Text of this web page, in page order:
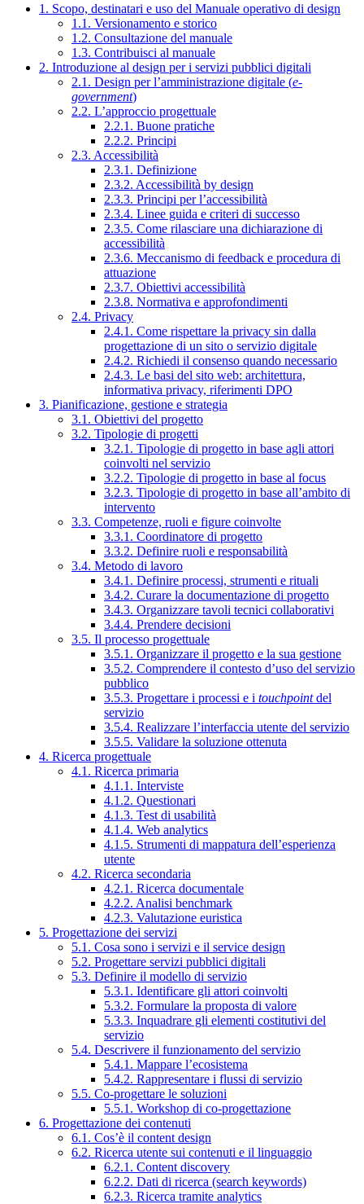
1. Scopo, destinatari e uso del Manuale operativo di design
1.1. Versionamento e storico
1.2. Consultazione del manuale
1.3. Contribuisci al manuale
2. Introduzione al design per i servizi pubblici digitali
2.1. Design per l’amministrazione digitale (e-
government)
2.2. L’approccio progettuale
2.2.1. Buone pratiche
2.2.2. Principi
2.3. Accessibilità
2.3.1. Definizione
2.3.2. Accessibilità by design
2.3.3. Principi per l’accessibilità
2.3.4. Linee guida e criteri di successo
2.3.5. Come rilasciare una dichiarazione di
accessibilità
2.3.6. Meccanismo di feedback e procedura di
attuazione
2.3.7. Obiettivi accessibilità
2.3.8. Normativa e approfondimenti
2.4. Privacy
2.4.1. Come rispettare la privacy sin dalla
progettazione di un sito o servizio digitale
2.4.2. Richiedi il consenso quando necessario
2.4.3. Le basi del sito web: architettura,
informativa privacy, riferimenti DPO
3. Pianificazione, gestione e strategia
3.1. Obiettivi del progetto
3.2. Tipologie di progetti
3.2.1. Tipologie di progetto in base agli attori
coinvolti nel servizio
3.2.2. Tipologie di progetto in base al focus
3.2.3. Tipologie di progetto in base all’ambito di
intervento
3.3. Competenze, ruoli e figure coinvolte
3.3.1. Coordinatore di progetto
3.3.2. Definire ruoli e responsabilità
3.4. Metodo di lavoro
3.4.1. Definire processi, strumenti e rituali
3.4.2. Curare la documentazione di progetto
3.4.3. Organizzare tavoli tecnici collaborativi
3.4.4. Prendere decisioni
3.5. Il processo progettuale
3.5.1. Organizzare il progetto e la sua gestione
3.5.2. Comprendere il contesto d’uso del servizio
pubblico
3.5.3. Progettare i processi e i touchpointdel
servizio
3.5.4. Realizzare l’interfaccia utente del servizio
3.5.5. Validare la soluzione ottenuta
4. Ricerca progettuale
4.1. Ricerca primaria
4.1.1. Interviste
4.1.2. Questionari
4.1.3. Test di usabilità
4.1.4. Web analytics
4.1.5. Strumenti di mappatura dell’esperienza
utente
4.2. Ricerca secondaria
4.2.1. Ricerca documentale
4.2.2. Analisi benchmark
4.2.3. Valutazione euristica
5. Progettazione dei servizi
5.1. Cosa sono i servizi e il service design
5.2. Progettare servizi pubblici digitali
5.3. Definire il modello di servizio
5.3.1. Identificare gli attori coinvolti
5.3.2. Formulare la proposta di valore
5.3.3. Inquadrare gli elementi costitutivi del
servizio
5.4. Descrivere il funzionamento del servizio
5.4.1. Mappare l’ecosistema
5.4.2. Rappresentare i flussi di servizio
5.5. Co-progettare le soluzioni
5.5.1. Workshop di co-progettazione
6. Progettazione dei contenuti
6.1. Cos’è il content design
6.2. Ricerca utente sui contenuti e il linguaggio
6.2.1. Content discovery
6.2.2. Dati di ricerca (search keywords)
6.2.3. Ricerca tramite analytics